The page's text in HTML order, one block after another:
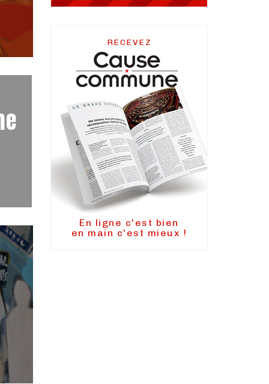
RECEVEZ
En ligne c'est bien
en main c'est mieux !